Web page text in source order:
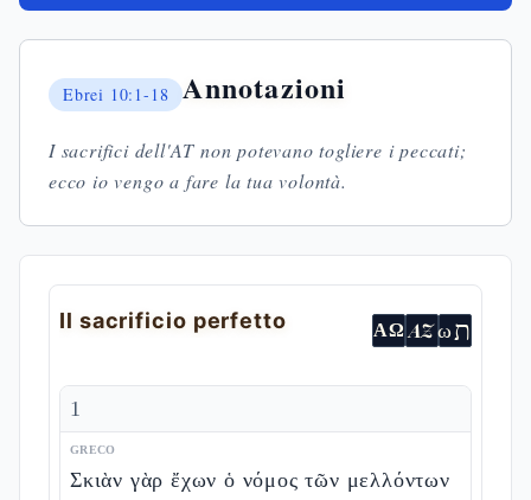
Ebrei 10:1-18 Annotazioni
I sacrifici dell'AT non potevano togliere i peccati;
ecco io vengo a fare la tua volontà.
Il sacrificio perfetto ΑΩ AZωת
1
GRECO
Σκιὰν γὰρ ἔχων ὁ νόμος τῶν μελλόντων